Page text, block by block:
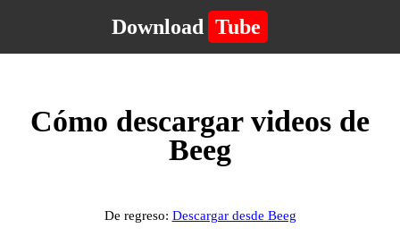
Download Tube
Cómo descargar videos de
Beeg
De regreso: Descargar desde Beeg